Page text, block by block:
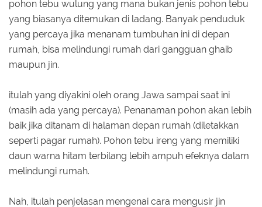
pohon tebu wulung yang mana bukan jenis pohon tebu
yang biasanya ditemukan di ladang. Banyak penduduk
yang percaya jika menanam tumbuhan ini di depan
rumah, bisa melindungi rumah dari gangguan ghaib
maupun jin.
itulah yang diyakini oleh orang Jawa sampai saat ini
(masih ada yang percaya). Penanaman pohon akan lebih
baik jika ditanam di halaman depan rumah (diletakkan
seperti pagar rumah). Pohon tebu ireng yang memiliki
daun warna hitam terbilang lebih ampuh efeknya dalam
melindungi rumah.
Nah, itulah penjelasan mengenai cara mengusir jin